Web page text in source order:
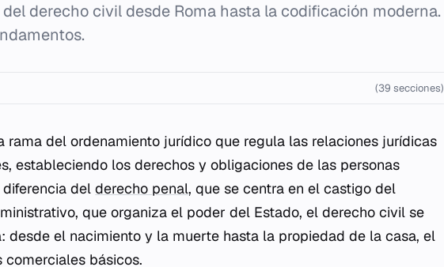
derecho civil desde Roma hasta la codificación moderna.
(39 secciones)
rama del ordenamiento jurídico que regula las relaciones jurídicas
estableciendo los derechos y obligaciones de las personas
diferencia delderecho penal, que se centra en el castigo del
que organiza el poder del Estado, el derecho civil se
desde el nacimiento y la muerte hasta la propiedad de la casa, el
básicos.